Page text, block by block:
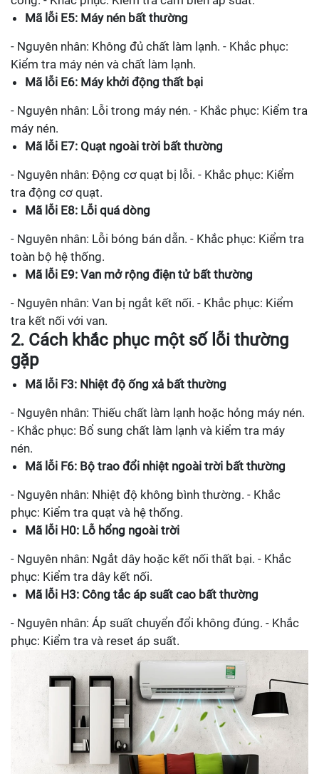
Mã lỗi E5: Máy nén bất thường
- Nguyên nhân: Không đủ chất làm lạnh. - Khắc phục:
Kiểm tra máy nén và chất làm lạnh.
Mã lỗi E6: Máy khởi động thất bại
- Nguyên nhân: Lỗi trong máy nén. - Khắc phục: Kiểm tra
máy nén.
Mã lỗi E7: Quạt ngoài trời bất thường
- Nguyên nhân: Động cơ quạt bị lỗi. - Khắc phục: Kiểm
tra động cơ quạt.
Mã lỗi E8: Lỗi quá dòng
- Nguyên nhân: Lỗi bóng bán dẫn. - Khắc phục: Kiểm tra
toàn bộ hệ thống.
Mã lỗi E9: Van mở rộng điện tử bất thường
- Nguyên nhân: Van bị ngắt kết nối. - Khắc phục: Kiểm
tra kết nối với van.
2. Cách khắc phục một số lỗi thường
gặp
Mã lỗi F3: Nhiệt độ ống xả bất thường
- Nguyên nhân: Thiếu chất làm lạnh hoặc hỏng máy nén.
- Khắc phục: Bổ sung chất làm lạnh và kiểm tra máy
nén.
Mã lỗi F6: Bộ trao đổi nhiệt ngoài trời bất thường
- Nguyên nhân: Nhiệt độ không bình thường. - Khắc
phục: Kiểm tra quạt và hệ thống.
Mã lỗi H0: Lỗ hổng ngoài trời
- Nguyên nhân: Ngắt dây hoặc kết nối thất bại. - Khắc
phục: Kiểm tra dây kết nối.
Mã lỗi H3: Công tắc áp suất cao bất thường
- Nguyên nhân: Áp suất chuyển đổi không đúng. - Khắc
phục: Kiểm tra và reset áp suất.